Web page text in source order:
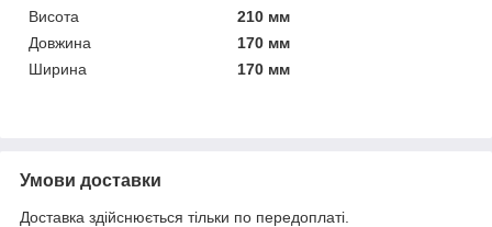
Висота
210 мм
Довжина
170 мм
Ширина
170 мм
Умови доставки
Доставка здійснюється тільки по передоплаті.